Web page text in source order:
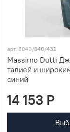
арт. 5040/840/432
Massimo Dutti
талией и
синий
14 153 P